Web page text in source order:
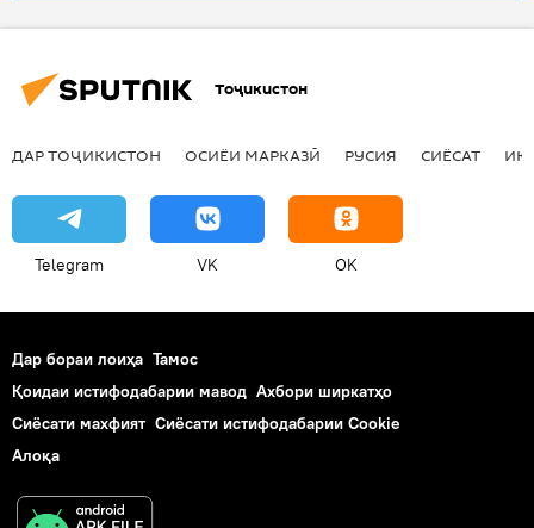
Тоҷикистон
ДАР ТОҶИКИСТОН ОСИЁИ МАРКАЗӢ РУСИЯ СИЁСАТ
Telegram VK OK
Дар бораи лоиҳа Тамос
Қоидаи истифодабарии мавод Ахбори ширкатҳо
Сиёсати махфият Сиёсати истифодабарии Cookie
Алоқа